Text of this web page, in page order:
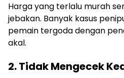
Harga yang terlalu murah
jebakan. Banyak kasus
pemain tergoda dengan
akal.
2. Tidak Mengecek